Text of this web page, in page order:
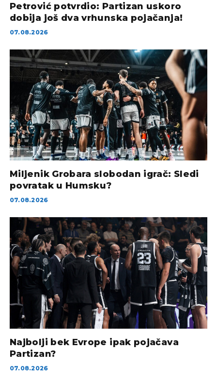
Petrović potvrdio: Partizan uskoro
dobija još dva vrhunska pojačanja!
07.08.2026
Miljenik Grobara slobodan igrač: Sledi
povratak u Humsku?
07.08.2026
Najbolji bek Evrope ipak pojačava
Partizan?
07.08.2026